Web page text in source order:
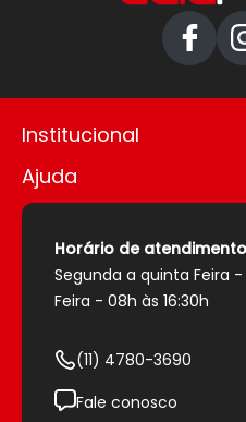
Institucional
Política de privacidade
Trabalhe conosco
Sobre nós
Segurança
Ajuda
Como comprar
Política de envio
Política de pagamento
Trocas e devoluções
Horário de atendimento
Segunda a quinta Feira -
Feira - 08h às 16:30h
(11) 4780-3690
Fale conosco